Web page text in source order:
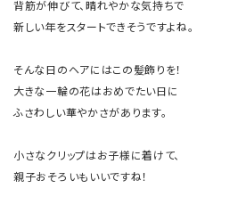
背筋が伸びて、晴れやかな気持ちで
新しい年をスタートできそうですよね。
そんな日のヘアにはこの髪飾りを！
大きな一輪の花はおめでたい日に
ふさわしい華やかさがあります。
小さなクリップはお子様に着けて、
親子おそろいもいいですね！